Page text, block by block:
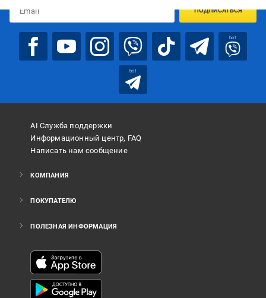
ПОДПИСАТЬСЯ
bot
bot
AI Служба поддержки
Информационный центр, FAQ
Написать нам сообщение
КОМПАНИЯ
ПОКУПАТЕЛЮ
ПОЛЕЗНАЯ ИНФОРМАЦИЯ